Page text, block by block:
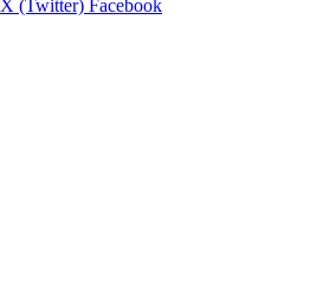
X (Twitter) Facebook